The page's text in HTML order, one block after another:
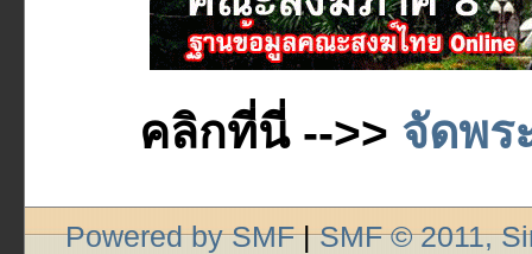
คลิกที่นี่ -->> จัดพร
Powered by SMF|SMF © 2011,